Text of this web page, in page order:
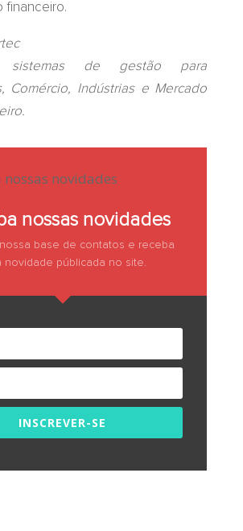
financeiro.
sistemas de gestão para
Comércio, Indústrias e Mercado
nossas novidades
base de contatos e receba
novidade públicada no site.
INSCREVER-SE